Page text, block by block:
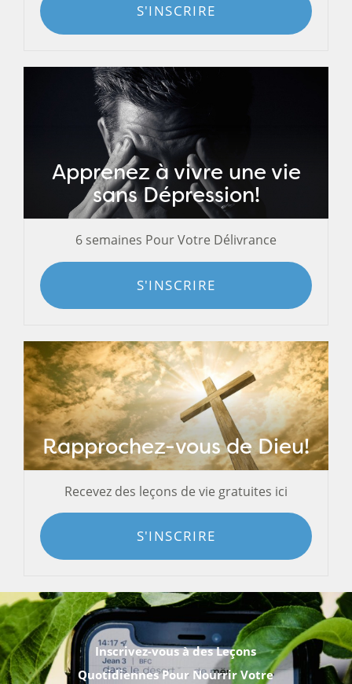
S'INSCRIRE
Apprenez à vivre une vie
sans Dépression!
6 semaines Pour Votre Délivrance
S'INSCRIRE
Rapprochez-vous de Dieu!
Recevez des leçons de vie gratuites ici
S'INSCRIRE
Inscrivez-vous à des Leçons
Quotidiennes Pour Nourrir Votre